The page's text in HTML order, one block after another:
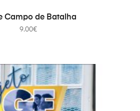
ADICIONAR
Campo de Batalha
9.00€